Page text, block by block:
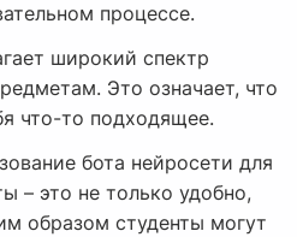
процессе.
широкий спектр
Это означает, что
что-то подходящее.
бота нейросети для
– это не только удобно,
образом студенты могут